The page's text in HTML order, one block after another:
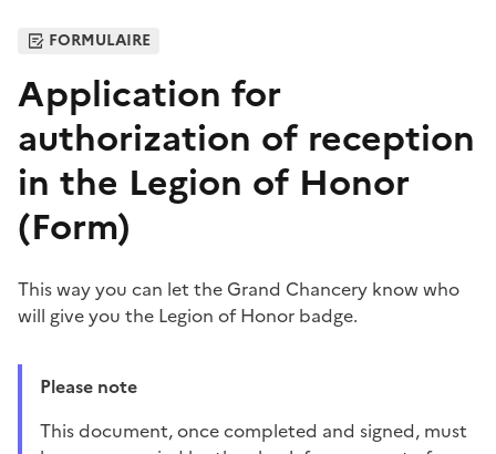
FORMULAIRE
Application for
authorization of reception
in the Legion of Honor
(Form)
This way you can let the Grand Chancery know who
will give you the Legion of Honor badge.
Please note
This document, once completed and signed, must